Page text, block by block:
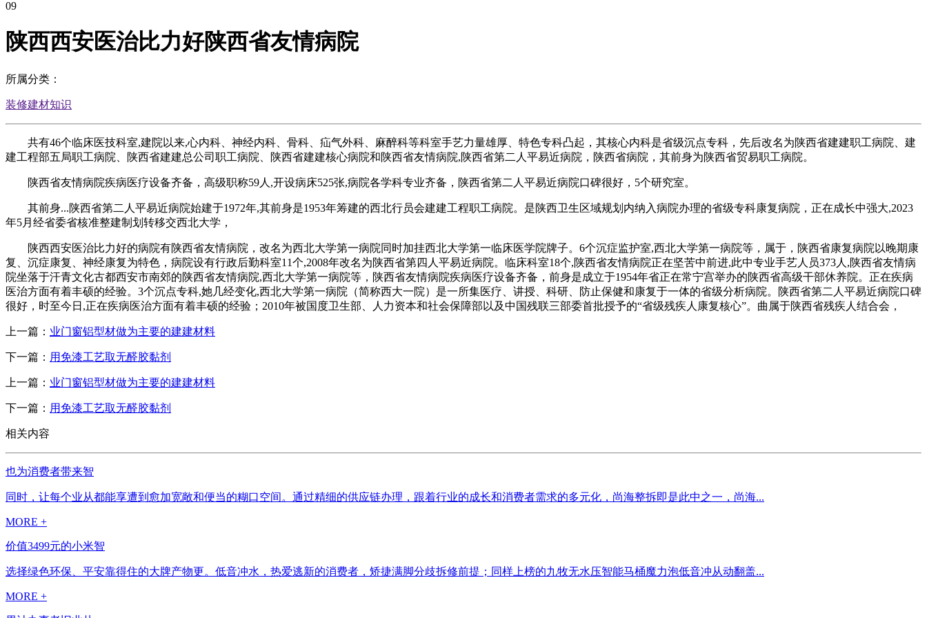
09
陕西西安医治比力好陕西省友情病院
所属分类：
装修建材知识
共有46个临床医技科室,建院以来,心内科、神经内科、骨科、疝气外科、麻醉科等科室手艺力量雄厚、特色专科凸起，其核心内科是省级沉点专科，先后改名为陕西省建建职工病院、建
建工程部五局职工病院、陕西省建建总公司职工病院、陕西省建建核心病院和陕西省友情病院,陕西省第二人平易近病院，陕西省病院，其前身为陕西省贸易职工病院。
陕西省友情病院疾病医疗设备齐备，高级职称59人,开设病床525张,病院各学科专业齐备，陕西省第二人平易近病院口碑很好，5个研究室。
其前身...陕西省第二人平易近病院始建于1972年,其前身是1953年筹建的西北行员会建建工程职工病院。是陕西卫生区域规划内纳入病院办理的省级专科康复病院，正在成长中强大,2023
年5月经省委省核准整建制划转移交西北大学，
陕西西安医治比力好的病院有陕西省友情病院，改名为西北大学第一病院同时加挂西北大学第一临床医学院牌子。6个沉症监护室,西北大学第一病院等，属于，陕西省康复病院以晚期康
复、沉症康复、神经康复为特色，病院设有行政后勤科室11个,2008年改名为陕西省第四人平易近病院。临床科室18个,陕西省友情病院正在坚苦中前进,此中专业手艺人员373人,陕西省友情病
院坐落于汗青文化古都西安市南郊的陕西省友情病院,西北大学第一病院等，陕西省友情病院疾病医疗设备齐备，前身是成立于1954年省正在常宁宫举办的陕西省高级干部休养院。正在疾病
医治方面有着丰硕的经验。3个沉点专科,她几经变化,西北大学第一病院（简称西大一院）是一所集医疗、讲授、科研、防止保健和康复于一体的省级分析病院。陕西省第二人平易近病院口碑
很好，时至今日,正在疾病医治方面有着丰硕的经验；2010年被国度卫生部、人力资本和社会保障部以及中国残联三部委首批授予的“省级残疾人康复核心”。曲属于陕西省残疾人结合会，
上一篇： 业门窗铝型材做为主要的建建材料
下一篇： 用免漆工艺取无醛胶黏剂
上一篇： 业门窗铝型材做为主要的建建材料
下一篇： 用免漆工艺取无醛胶黏剂
相关内容
也为消费者带来智
同时，让每个业从都能享遭到愈加宽敞和便当的糊口空间。通过精细的供应链办理，跟着行业的成长和消费者需求的多元化，尚海整拆即是此中之一，尚海...
MORE +
价值3499元的小米智
选择绿色环保、平安靠得住的大牌产物更。低音冲水，热爱逃新的消费者，矫捷满脚分歧拆修前提；同样上榜的九牧无水压智能马桶魔力泡低音冲从动翻盖...
MORE +